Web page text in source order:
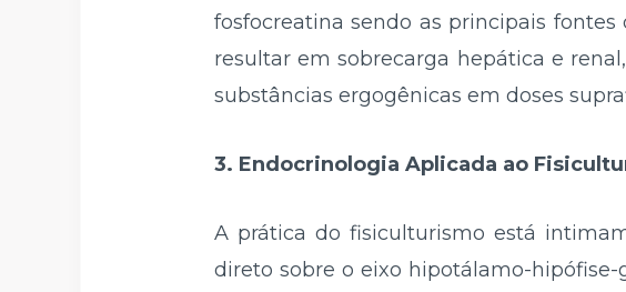
fosfocreatina sendo as principais
resultar em sobrecarga hepática e
substâncias ergogênicas em doses
3. Endocrinologia Aplicada ao
A prática do fisiculturismo está
direto sobre o eixo hipotálamo-hipófise-